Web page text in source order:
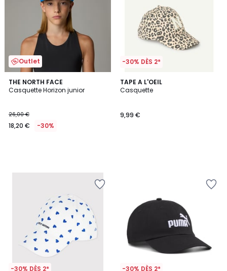
Outlet
THE NORTH FACE
Casquette Horizon junior
26,00 €
18,20 € -30%
-30% DÈS 2*
TAPE A L'OEIL
Casquette
9,99 €
-30% DÈS 2* -30% DÈS 2*